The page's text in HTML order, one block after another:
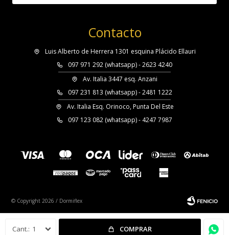
1 COMPRAR
Contacto
Luis Alberto de Herrera 1301 esquina Plácido Ellauri
097 971 292 (whatsapp) - 2623 4240
Av. Italia 3447 esq. Anzani
097 231 813 (whatsapp) - 2481 1222
Av. Italia Esq. Orinoco, Punta Del Este
097 123 082 (whatsapp) - 4247 7987
© Copyright 2026 / Dormiflex